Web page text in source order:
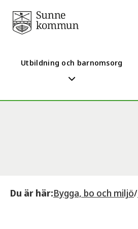
Utbildning och barnomsorg
Du är här:Bygga, bo och miljö/